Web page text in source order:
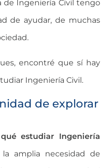
de Ingeniería Civil tengo
de ayudar, de muchas
encontré que sí hay
Ingeniería Civil.
de explorar
estudiar Ingeniería
amplia necesidad de